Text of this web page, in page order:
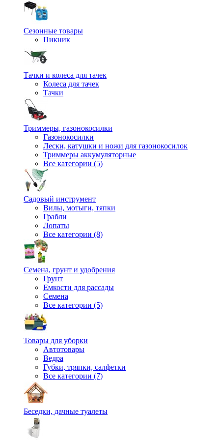
Сезонные товары
Пикник
Тачки и колеса для тачек
Колеса для тачек
Тачки
Триммеры, газонокосилки
Газонокосилки
Лески, катушки и ножи для газонокосилок
Триммеры аккумуляторные
Все категории (5)
Садовый инструмент
Вилы, мотыги, тяпки
Грабли
Лопаты
Все категории (8)
Семена, грунт и удобрения
Грунт
Емкости для рассады
Семена
Все категории (5)
Товары для уборки
Автотовары
Ведра
Губки, тряпки, салфетки
Все категории (7)
Беседки, дачные туалеты